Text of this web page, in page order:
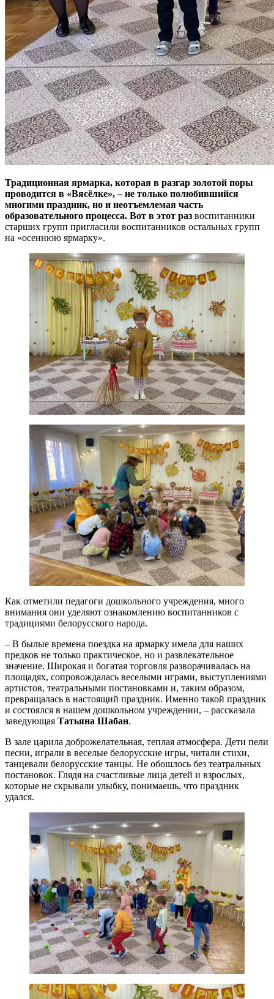
Традиционная ярмарка, которая в разгар золотой поры
проводится в «Вясёлке», – не только полюбившийся
многими праздник, но и неотъемлемая часть
образовательного процесса. Вот в этот раз воспитанники
старших групп пригласили воспитанников остальных групп
на «осеннюю ярмарку».
Как отметили педагоги дошкольного учреждения, много
внимания они уделяют ознакомлению воспитанников с
традициями белорусского народа.
– В былые времена поездка на ярмарку имела для наших
предков не только практическое, но и развлекательное
значение. Широкая и богатая торговля разворачивалась на
площадях, сопровождалась веселыми играми, выступлениями
артистов, театральными постановками и, таким образом,
превращалась в настоящий праздник. Именно такой праздник
и состоялся в нашем дошкольном учреждении, – рассказала
заведующая Татьяна Шабан.
В зале царила доброжелательная, теплая атмосфера. Дети пели
песни, играли в веселые белорусские игры, читали стихи,
танцевали белорусские танцы. Не обошлось без театральных
постановок. Глядя на счастливые лица детей и взрослых,
которые не скрывали улыбку, понимаешь, что праздник
удался.